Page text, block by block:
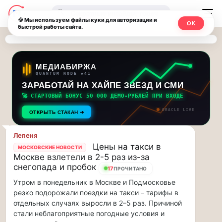
Последние
новости
и
обновления
потока:
Друзья,
приглашаем
на
музыкальную
прогулку
по
Москве
Чайковского!…
Друзья,
приглашаем
на
музыкальную
Москвичи.net
—
Главный
столичный
чат-
мессенджер,
новости
и
инсайды
Москвы
🔍
МЕДИАБИРЖА
QUANTUM NODE v41
ЗАРАБОТАЙ НА ХАЙПЕ ЗВЕЗД И СМИ
🚀 СТАРТОВЫЙ БОНУС 50 000 ДЕМО-РУБЛЕЙ ПРИ ВХОДЕ
ОТКРЫТЬ СТАКАН ➔ ORACLE LIVE
Лепеня
МОСКОВСКИЕ НОВОСТИ
Цены на такси в
Москве взлетели в 2-5 раз из-за
снегопада и пробок
17ПРОЧИТАНО
Утром в понедельник в Москве и Подмосковье
резко подорожали поездки на такси – тарифы в
отдельных случаях выросли в 2–5 раз. Причиной
стали неблагоприятные погодные условия и
🍪 Мы используем файлы куки для авторизации и
быстрой работы сайта.
ОК